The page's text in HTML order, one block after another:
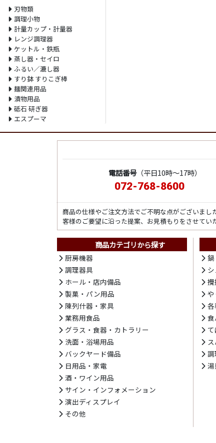
刃物類
調理小物
計量カップ・計量器
レンジ調理器
ケットル・鉄瓶
蒸し器・セイロ
ふるい／漉し器
すり鉢 すりこぎ棒
麺関連用品
漬物用品
砥石 研ぎ器
エスプーマ
電話番号（平日10時～17時）
072-768-8600
商品の仕様やご注文方法でご不明な点がございま
客様のご要望に沿った提案、お見積もりをさせてい
商品カテゴリから探す
厨房機器
調理器具
ホール・店内備品
製菓・パン用品
陳列什器・家具
業務用食品
グラス・食器・カトラリー
洗面・浴場用品
バックヤード備品
日用品・家電
酒・ワイン用品
サイン・インフォメーション
演出ディスプレイ
その他
鍋